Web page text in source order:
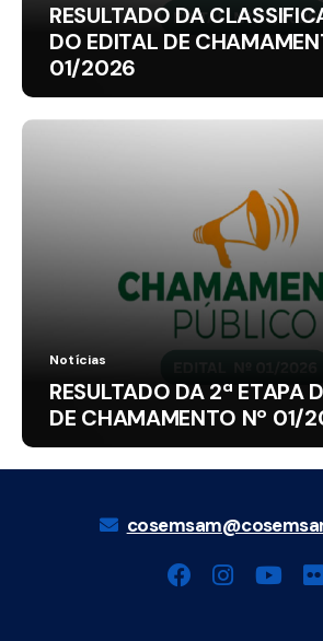
RESULTADO DA
DO EDITAL DE
01/2026
Notícias
RESULTADO DA 2ª ETAPA
DE CHAMAMENTO Nº 01/